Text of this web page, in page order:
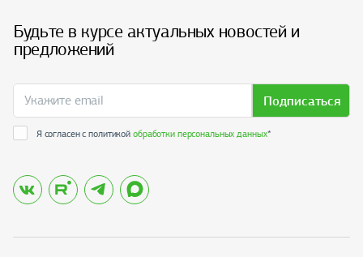
Будьте в курсе актуальных новостей и
предложений
Подписаться
Я согласен с политикойобработки персональных данных*